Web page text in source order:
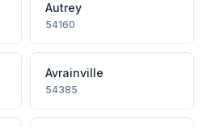
Autrey
54160
Avrainville
54385